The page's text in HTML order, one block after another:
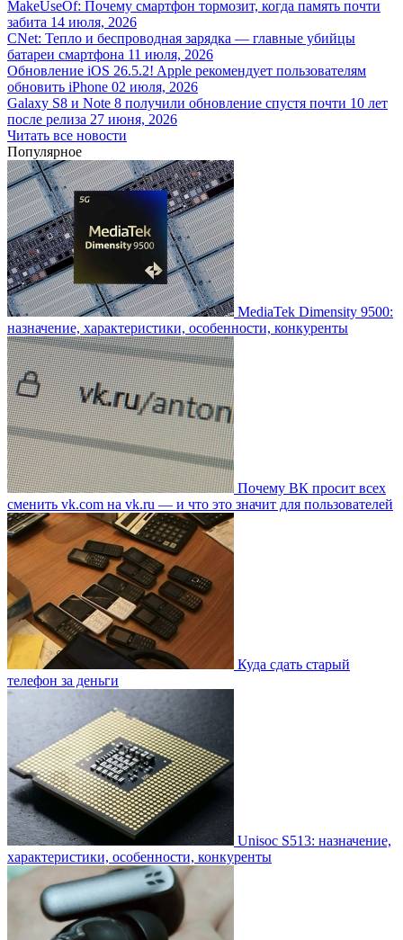
MakeUseOf: Почему смартфон тормозит, когда память почти
забита 14 июля, 2026
CNet: Тепло и беспроводная зарядка — главные убийцы
батареи смартфона 11 июля, 2026
Обновление iOS 26.5.2! Apple рекомендует пользователям
обновить iPhone 02 июля, 2026
Galaxy S8 и Note 8 получили обновление спустя почти 10 лет
после релиза 27 июня, 2026
Читать все новости
Популярное
MediaTek Dimensity 9500:
назначение, характеристики, особенности, конкуренты
Почему ВК просит всех
сменить vk.com на vk.ru — и что это значит для пользователей
Куда сдать старый
телефон за деньги
Unisoc S513: назначение,
характеристики, особенности, конкуренты